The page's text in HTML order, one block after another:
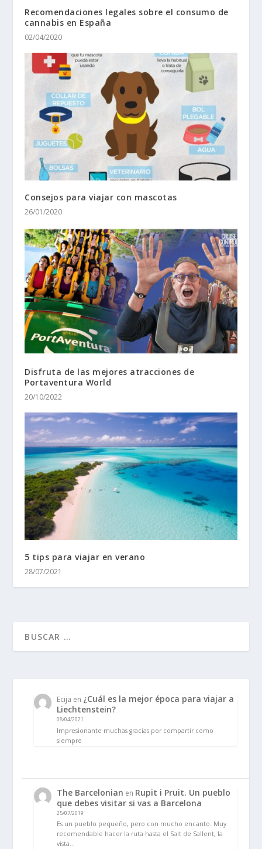
Recomendaciones legales sobre el consumo de
cannabis en España
02/04/2020
Consejos para viajar con mascotas
26/01/2020
Disfruta de las mejores atracciones de
Portaventura World
20/10/2022
5 tips para viajar en verano
28/07/2021
Ecija en ¿Cuál es la mejor época para viajar a
Liechtenstein?
08/04/2021
Impresionante muchas gracias por compartir como
siempre
The Barcelonian en Rupit i Pruit. Un pueblo
que debes visitar si vas a Barcelona
25/07/2019
Es un pueblo pequeño, pero con mucho encanto. Muy
recomendable hacer la ruta hasta el Salt de Sallent, la
vista…